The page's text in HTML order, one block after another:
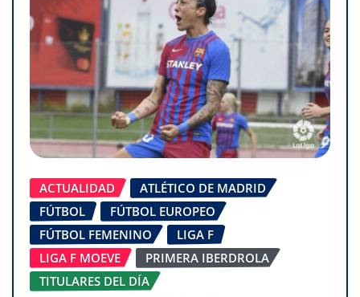
ACTUALIDAD
ATLÉTICO DE MADRID
FÚTBOL
FÚTBOL EUROPEO
FÚTBOL FEMENINO
LIGA F
LIGA F MOEVE
PRIMERA IBERDROLA
TITULARES DEL DÍA